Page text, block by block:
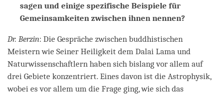
sagen und einige spezifische Beispiele für
Gemeinsamkeiten zwischen ihnen nennen?
Dr. Berzin: Die Gespräche zwischen buddhistischen
Meistern wie Seiner Heiligkeit dem Dalai Lama und
Naturwissenschaftlern haben sich bislang vor allem auf
drei Gebiete konzentriert. Eines davon ist die Astrophysik,
wobei es vor allem um die Frage ging, wie sich das